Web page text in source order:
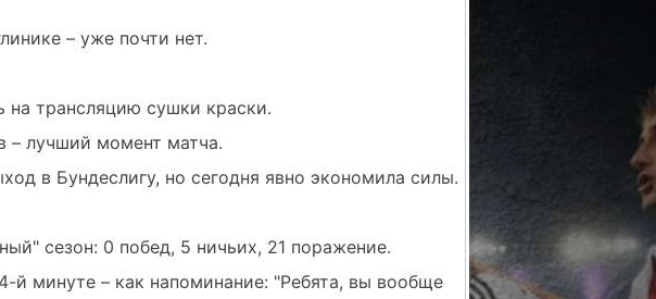
– уже почти нет.
трансляцию сушки краски.
– лучший момент матча.
в Бундеслигу, но сегодня явно экономила силы.
сезон: 0 побед, 5 ничьих, 21 поражение.
й минуте – как напоминание: "Ребята, вы вообще